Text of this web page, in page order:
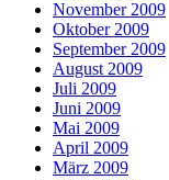
November 2009
Oktober 2009
September 2009
August 2009
Juli 2009
Juni 2009
Mai 2009
April 2009
März 2009